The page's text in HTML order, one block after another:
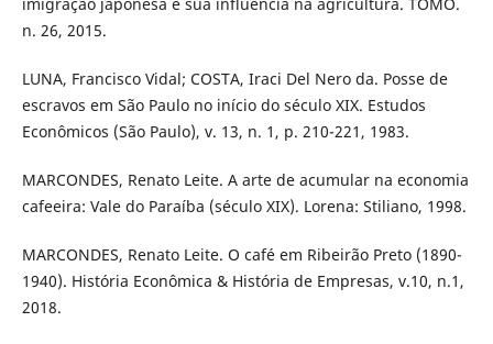
n. 26, 2015.
LUNA, Francisco Vidal; COSTA, Iraci Del Nero da. Posse de
escravos em São Paulo no início do século XIX. Estudos
Econômicos (São Paulo), v. 13, n. 1, p. 210-221, 1983.
MARCONDES, Renato Leite. A arte de acumular na economia
cafeeira: Vale do Paraíba (século XIX). Lorena: Stiliano, 1998.
MARCONDES, Renato Leite. O café em Ribeirão Preto (1890-
1940). História Econômica & História de Empresas, v.10, n.1,
2018.